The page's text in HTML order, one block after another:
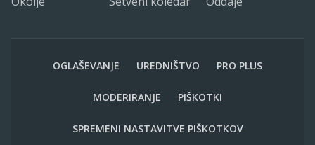
OGLAŠEVANJE UREDNIŠTVO PRO PLUS
MODERIRANJE PIŠKOTKI
SPREMENI NASTAVITVE PIŠKOTKOV